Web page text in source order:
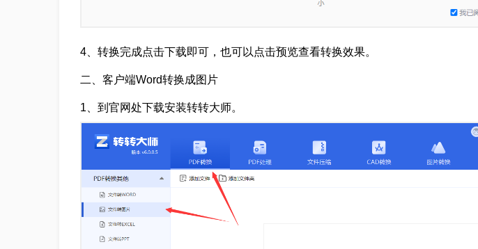
4、转换完成点击下载即可，也可以点击预览查看转换效果。
二、客户端Word转换成图片
1、到官网处下载安装转转大师。